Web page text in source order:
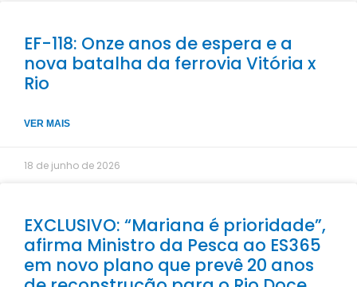
EF-118: Onze anos de espera e a
nova batalha da ferrovia Vitória x
Rio
VER MAIS
18 de junho de 2026
EXCLUSIVO: “Mariana é prioridade”,
afirma Ministro da Pesca ao ES365
em novo plano que prevê 20 anos